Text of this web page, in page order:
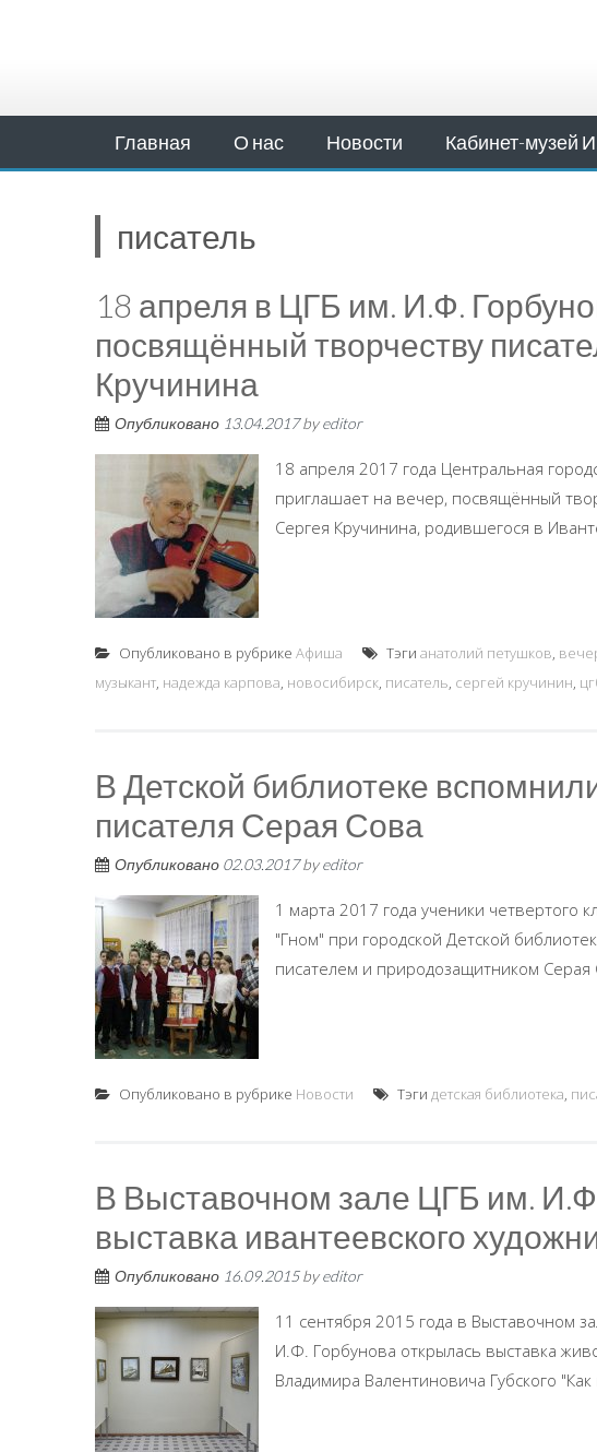
Главная О нас Новости Кабинет-музей
писатель
18 апреля в ЦГБ им. И.Ф.
посвящённый творчеству
Кручинина
Опубликовано 13.04.2017byeditor
18 апреля 2017 года Центральная
приглашает на вечер, посвящённый
Сергея Кручинина, родившегося в
Опубликовано в рубрике Афиша Тэги анатолий петушков,
музыкант, надежда карпова, новосибирск, писатель, сергей кручинин,
В Детской библиотеке
писателя Серая Сова
Опубликовано 02.03.2017byeditor
1 марта 2017 года ученики четвертого
"Гном" при городской Детской
писателем и природозащитником Серая
Опубликовано в рубрике Новости Тэги детская библиотека,
В Выставочном зале ЦГБ им.
выставка ивантеевского
Опубликовано 16.09.2015byeditor
11 сентября 2015 года в Выставочном
И.Ф. Горбунова открылась выставка
Владимира Валентиновича Губского